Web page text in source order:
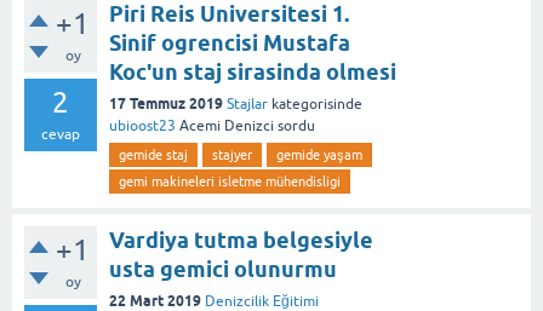
+1
oy
2
cevap
Piri Reis Universitesi 1.
Sinif ogrencisi Mustafa
Koc'un staj sirasinda olmesi
17 Temmuz 2019 Stajlar kategorisinde
ubioost23 Acemi Denizci sordu
gemide staj stajyer
gemide yaşam
gemi makineleri isletme mühendisligi
+1
oy
Vardiya tutma belgesiyle
usta gemici olunurmu
22 Mart 2019 Denizcilik Eğitimi